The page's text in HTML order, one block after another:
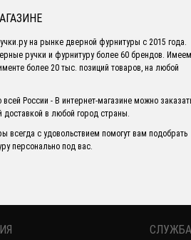
на рынке дверной фурнитуры с 2015 года.
ручки и фурнитуру более 60 брендов. Имеем
более 20 тыс. позиций товаров, на любой
России - В интернет-магазине можно
доставкой в любой город страны.
всегда с удовольствием помогут вам подобрать
персонально под вас.